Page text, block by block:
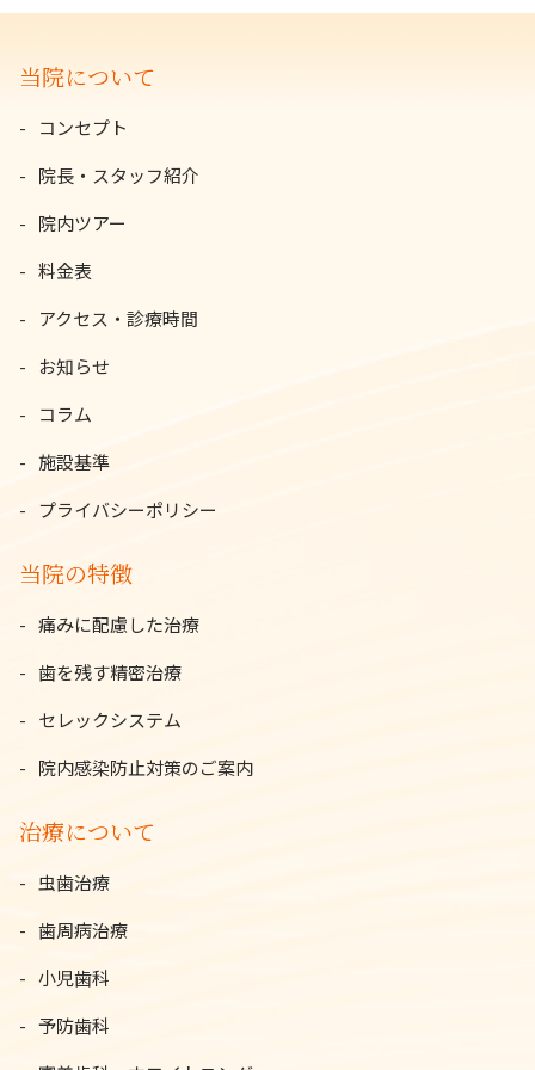
当院について
コンセプト
院長・スタッフ紹介
院内ツアー
料金表
アクセス・診療時間
お知らせ
コラム
施設基準
プライバシーポリシー
当院の特徴
痛みに配慮した治療
歯を残す精密治療
セレックシステム
院内感染防止対策のご案内
治療について
虫歯治療
歯周病治療
小児歯科
予防歯科